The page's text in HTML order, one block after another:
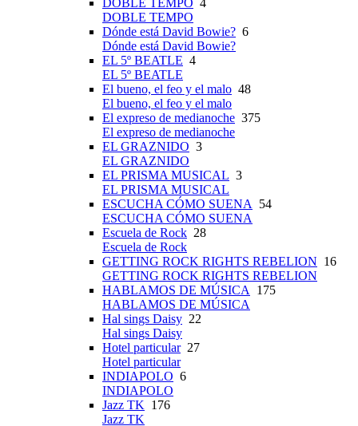
DOBLE TEMPO 4
DOBLE TEMPO
Dónde está David Bowie? 6
Dónde está David Bowie?
EL 5º BEATLE 4
EL 5º BEATLE
El bueno, el feo y el malo 48
El bueno, el feo y el malo
El expreso de medianoche 375
El expreso de medianoche
EL GRAZNIDO 3
EL GRAZNIDO
EL PRISMA MUSICAL 3
EL PRISMA MUSICAL
ESCUCHA CÓMO SUENA
54
ESCUCHA CÓMO SUENA
Escuela de Rock 28
Escuela de Rock
GETTING ROCK RIGHTS REBELION 16
GETTING ROCK RIGHTS REBELION
HABLAMOS DE MÚSICA
175
HABLAMOS DE MÚSICA
Hal sings Daisy 22
Hal sings Daisy
Hotel particular27
Hotel particular
INDIAPOLO 6
INDIAPOLO
Jazz TK 176
Jazz TK